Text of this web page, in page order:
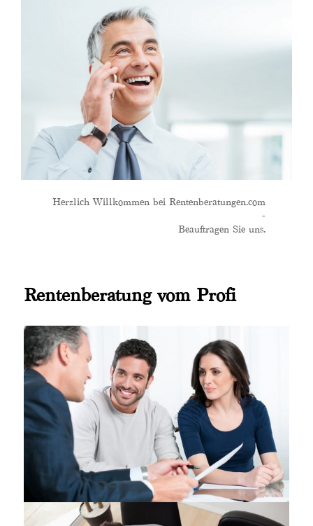
Herzlich Willkommen bei Rentenberatungen.com
-
Beauftragen Sie uns.
Rentenberatung vom Profi